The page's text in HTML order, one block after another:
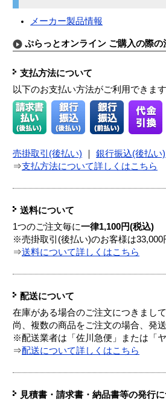
メーカー製品情報
ぷらっとオンライン ご購入の際の
支払方法について
以下のお支払い方法がご利用できます
売掛取引(後払い) 銀行振込(後払い)
⇒支払方法について詳しくはこちら
送料について
1つのご注文毎に一律1,100円(税込)
※売掛取引(後払い)のお客様は33,000
⇒送料について詳しくはこちら
配送について
在庫がある場合のご注文につきまし
尚、複数の商品をご注文の場合、発
※配送業者は「佐川急便」または「
⇒配送について詳しくはこちら
見積書・請求書・納品書等の発行